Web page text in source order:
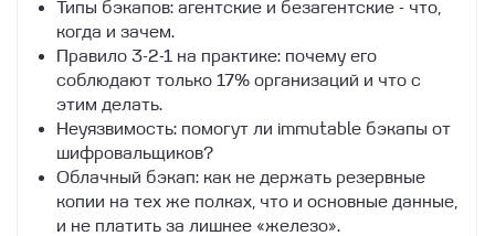
Типы бэкапов: агентские и безагентские - что,
когда и зачем.
Правило 3-2-1 на практике: почему его
соблюдают только 17% организаций и что с
этим делать.
Неуязвимость: помогут ли immutable бэкапы от
шифровальщиков?
Облачный бэкап: как не держать резервные
копии на тех же полках, что и основные данные,
и не платить за лишнее «железо».